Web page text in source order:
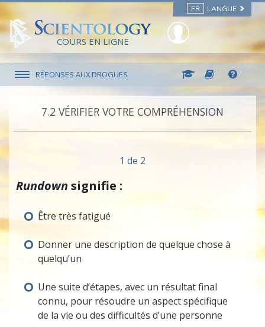
FR LANGUE
COURS EN LIGNE
RÉPONSES AUX DROGUES
7.‎2 VÉRIFIER VOTRE COMPRÉHENSION
1 de 2
Rundown signifie :
Être très fatigué
Donner une description de quelque chose à
quelqu’un
Une suite d’étapes, avec un résultat final
connu, pour résoudre un aspect spécifique
de la vie ou des difficultés d’une personne